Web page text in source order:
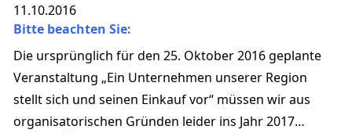
11.10.2016
Bitte beachten Sie:
Die ursprünglich für den 25. Oktober 2016 geplante
Veranstaltung „Ein Unternehmen unserer Region
stellt sich und seinen Einkauf vor“ müssen wir aus
organisatorischen Gründen leider ins Jahr 2017